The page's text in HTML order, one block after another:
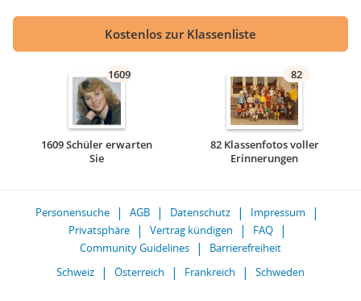
Kostenlos zur Klassenliste
1609
1609 Schüler erwarten
Sie
82
82 Klassenfotos voller
Erinnerungen
Personensuche AGB Datenschutz
Impressum
Privatsphäre
Vertrag kündigen
FAQ
Community Guidelines
Barrierefreiheit
Schweiz
Österreich Frankreich Schweden